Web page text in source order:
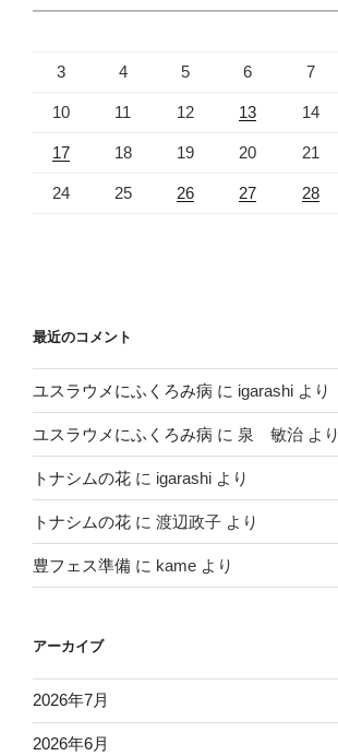
3 4 5 6 7
10 11 12 13 14
17 18 19 20 21
24 25 26 27 28
最近のコメント
ユスラウメにふくろみ病 に igarashi より
ユスラウメにふくろみ病 に 泉 敏治 より
トナシムの花 に igarashi より
トナシムの花 に 渡辺政子 より
豊フェス準備 に kame より
アーカイブ
2026年7月
2026年6月